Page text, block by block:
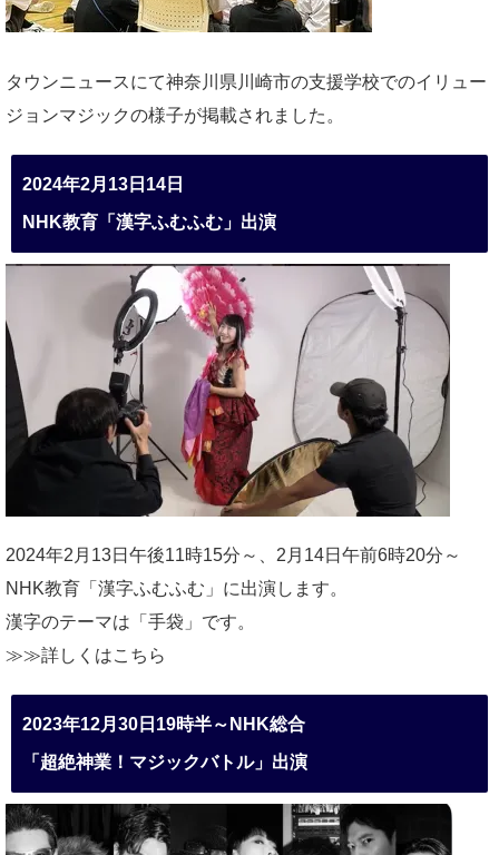
タウンニュースにて神奈川県川崎市の支援学校でのイリュー
ジョンマジックの様子が掲載されました。
2024年2月13日14日
NHK教育「漢字ふむふむ」出演
2024年2月13日午後11時15分～、2月14日午前6時20分～
NHK教育「漢字ふむふむ」に出演します。
漢字のテーマは「手袋」です。
≫≫詳しくはこちら
2023年12月30日19時半～NHK総合
「超絶神業！マジックバトル」出演